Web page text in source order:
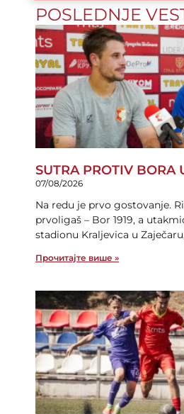
POSLEDNJE
SUTRA PROTIV BORA
07/08/2026
Na redu je prvo gostovanje.
prvoligaš – Bor 1919, a
stadionu Kraljevica u
Прочитајте више »